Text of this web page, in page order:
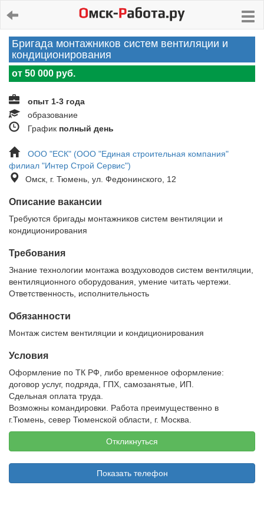
Бригада монтажников систем вентиляции и
кондиционирования
от 50 000 руб.
опыт 1-3 года
образование
График полный день
ООО "ЕСК" (ООО "Единая строительная компания"
филиал "Интер Строй Сервис")
Омск, г. Тюмень, ул. Федюнинского, 12
Описание вакансии
Требуются бригады монтажников систем вентиляции и
кондиционирования
Требования
Знание технологии монтажа воздуховодов систем вентиляции,
вентиляционного оборудования, умение читать чертежи.
Ответственность, исполнительность
Обязанности
Монтаж систем вентиляции и кондиционирования
Условия
Оформление по ТК РФ, либо временное оформление:
договор услуг, подряда, ГПХ, самозанятые, ИП.
Сдельная оплата труда.
Возможны командировки. Работа преимущественно в
г.Тюмень, север Тюменской области, г. Москва.
Откликнуться
Показать телефон